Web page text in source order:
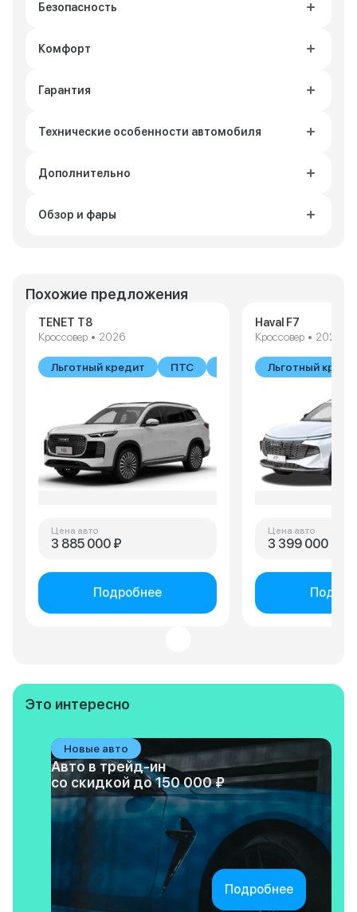
Безопасность
Комфорт
Гарантия
Технические особенности автомобиля
Дополнительно
Обзор и фары
Похожие предложения
TENET T8
Кроссовер • 2026
Льготный кредит ПТС В наличии
Цена авто
3 885 000 ₽
Подробнее
Haval F7
Кроссовер • 2026
Льготный
Цена авто
3 399 000 ₽
Это интересно
Новые авто
Авто в трейд-ин
со скидкой до 150 000 ₽
Подробнее